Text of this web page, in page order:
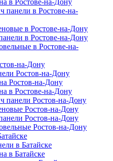
в Ростове-на-Дону
панели в Ростове-на-
в Ростове-на-Дону
в Ростове-на-Дону
в Ростове-на-
на-Дону
Ростов-на-Дону
Ростов-на-Дону
в Ростове-на-Дону
панели Ростов-на-Дону
Ростов-на-Дону
Ростов-на-Дону
Ростов-на-Дону
в Батайске
в Батайске